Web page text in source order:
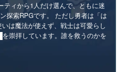
ティから1人だけ選んで、ともに迷
探索RPGです。 ただし勇者は「は
は魔法が使えず、戦士は可愛らし
崇拝しています。誰を救うのかを